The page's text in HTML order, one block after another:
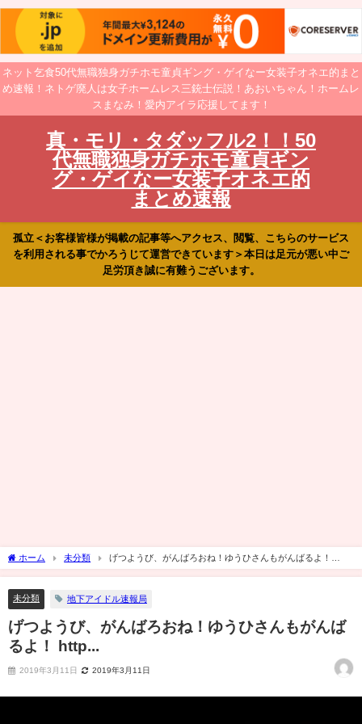
ネット乞食50代無職独身ガチホモ童貞ギング・ゲイなー女装子オネエ的まと
め速報！ネトゲ廃人は女子ホームレス三銃士伝説！あおいちゃん！ホームレ
スまなみ！愛内アイラ応援してます！
真・モリ・タダッフル2！！50
代無職独身ガチホモ童貞ギン
グ・ゲイなー女装子オネエ的
まとめ速報
孤立＜お客様皆様が掲載の記事等へアクセス、閲覧、こちらのサービス
を利用される事でかろうじて運営できています＞本日は足元が悪い中ご
足労頂き誠に有難うございます。
ホーム 未分類
げつようび、がんばろおね！ゆうひさんもがんばるよ！
http...
未分類 地下アイドル速報局
げつようび、がんばろおね！ゆうひさんもがんば
るよ！ http...
2019年3月11日 2019年3月11日